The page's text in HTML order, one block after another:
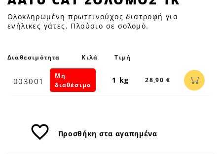
CAT
ΣΟΛΟΜΟΣ
1K
Petfan
Ολοκληρωμένη πρωτεινούχος διατροφή για
ενήλικες γάτες. Πλούσιο σε σολομό.
Διαθεσιμότητα Κιλά Τιμή
003001 1 kg 28,90 €
Μη
διαθέσιμο
favorite_border Προσθήκη στα αγαπημένα